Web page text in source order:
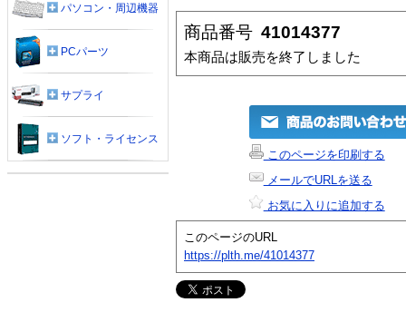
商品番号 41014377
本商品は販売を終了しました
このページを印刷する
メールでURLを送る
お気に入りに追加する
このページのURL
https://plth.me/41014377
パソコン・周辺機器
PCパーツ
サプライ
ソフト・ライセンス